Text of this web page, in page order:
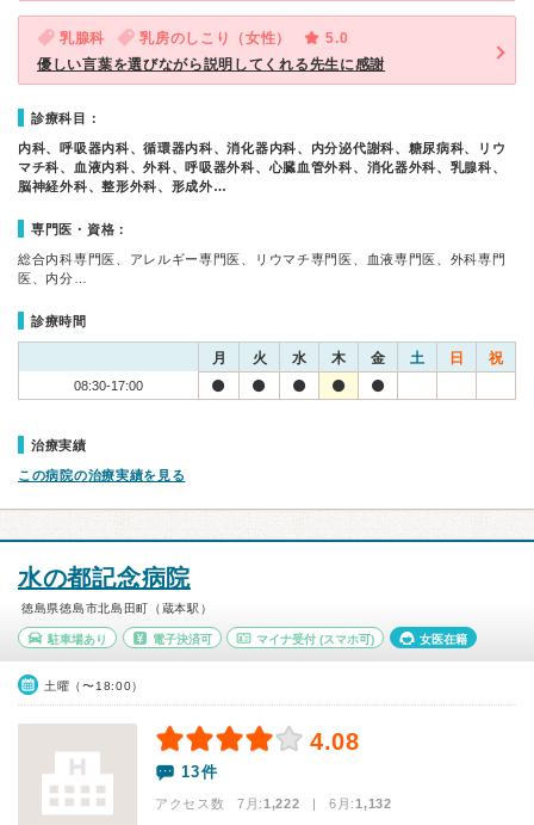
乳腺科 乳房のしこり（女性）
5.0
優しい言葉を選びながら説明してくれる先生に感謝
診療科目：
内科、呼吸器内科、循環器内科、消化器内科、内分泌代謝科、糖尿病科、リウ
マチ科、血液内科、外科、呼吸器外科、心臓血管外科、消化器外科、乳腺科、
脳神経外科、整形外科、形成外…
専門医・資格：
総合内科専門医、アレルギー専門医、リウマチ専門医、血液専門医、外科専門
医、内分…
診療時間
月 火 水 木 金 土 日 祝
08:30-17:00
治療実績
この病院の治療実績を見る
水の都記念病院
徳島県徳島市北島田町（蔵本駅）
駐車場あり 電子決済可 マイナ受付 (スマホ可) 女医在籍
土曜（〜18:00）
4.08
13件
アクセス数 7月:1,222 | 6月:1,132